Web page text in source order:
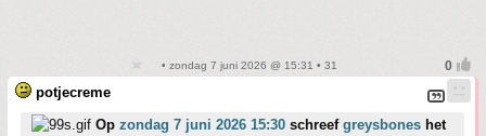
• zondag 7 juni 2026 @ 15:31 • 31
potjecreme
Op zondag 7 juni 2026 15:30 schreef greysbones het